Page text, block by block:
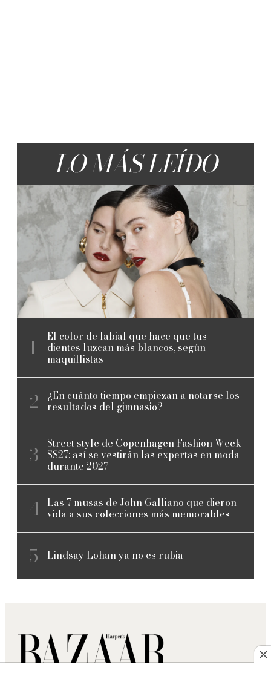
LO MÁS LEÍDO
El color de labial que hace que tus
dientes luzcan más blancos, según
maquillistas
¿En cuánto tiempo empiezan a notarse los
resultados del gimnasio?
Street style de Copenhagen Fashion Week
SS27: así se vestirán las expertas en moda
durante 2027
Las 7 musas de John Galliano que dieron
vida a sus colecciones más memorables
Lindsay Lohan ya no es rubia